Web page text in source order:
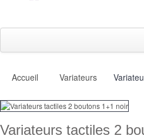
Interrupteurs
Variateurs
Va et Vients
Accueil Variateurs
Variateurs tactiles 2